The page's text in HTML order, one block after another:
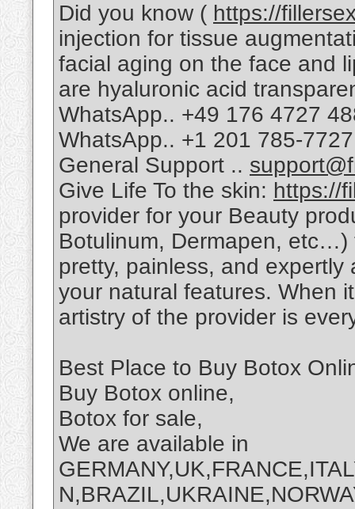
Did you know ( https://
injection for tissue
facial aging on the face and
are hyaluronic acid
WhatsApp.. +49 176 4727
WhatsApp.. +1 201 785-7727
General Support ..
Give Life To the skin: https://
provider for your Beauty
Botulinum, Dermapen, etc…)
pretty, painless, and
your natural features. When
artistry of the provider is
Best Place to Buy Botox
Buy Botox online,
Botox for sale,
We are available in